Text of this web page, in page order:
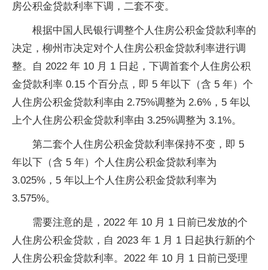
房公积金贷款利率下调，二套不变。
根据中国人民银行调整个人住房公积金贷款利率的
决定，柳州市决定对个人住房公积金贷款利率进行调
整。自 2022 年 10 月 1 日起，下调首套个人住房公积
金贷款利率 0.15 个百分点，即 5 年以下（含 5 年）个
人住房公积金贷款利率由 2.75%调整为 2.6%，5 年以
上个人住房公积金贷款利率由 3.25%调整为 3.1%。
第二套个人住房公积金贷款利率保持不变，即 5
年以下（含 5 年）个人住房公积金贷款利率为
3.025%，5 年以上个人住房公积金贷款利率为
3.575%。
需要注意的是，2022 年 10 月 1 日前已发放的个
人住房公积金贷款，自 2023 年 1 月 1 日起执行新的个
人住房公积金贷款利率。2022 年 10 月 1 日前已受理